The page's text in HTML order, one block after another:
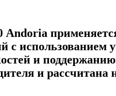
Andoria
с использованием
и
и